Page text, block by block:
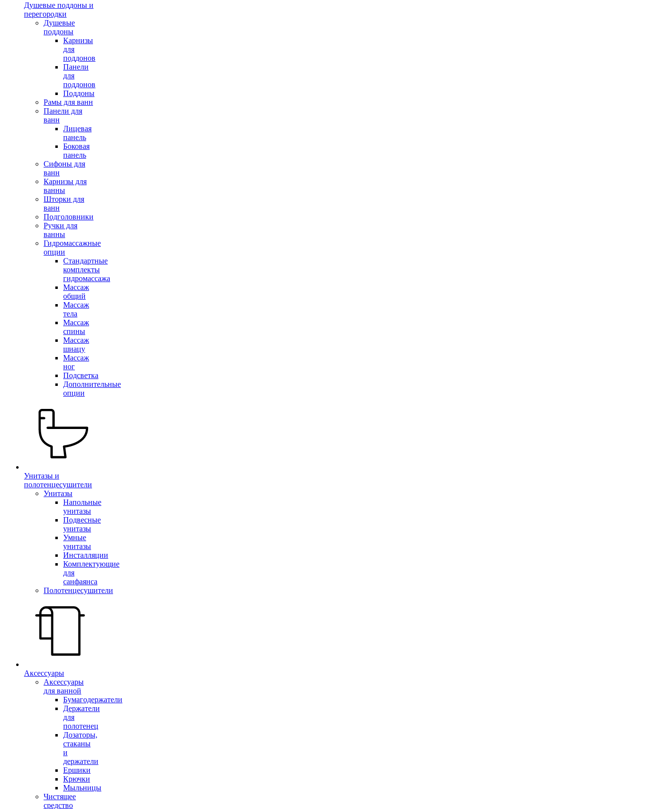
Душевые поддоны и
перегородки
Душевые
поддоны
Карнизы
для
поддонов
Панели
для
поддонов
Поддоны
Рамы для ванн
Панели для
ванн
Лицевая
панель
Боковая
панель
Сифоны для
ванн
Карнизы для
ванны
Шторки для
ванн
Подголовники
Ручки для
ванны
Гидромассажные
опции
Стандартные
комплекты
гидромассажа
Массаж
общий
Массаж
тела
Массаж
спины
Массаж
шиацу
Массаж
ног
Подсветка
Дополнительные
опции
Унитазы и
полотенцесушители
Унитазы
Напольные
унитазы
Подвесные
унитазы
Умные
унитазы
Инсталляции
Комплектующие
для
санфаянса
Полотенцесушители
Аксессуары
Аксессуары
для ванной
Бумагодержатели
Держатели
для
полотенец
Дозаторы,
стаканы
и
держатели
Ершики
Крючки
Мыльницы
Чистящее
средство